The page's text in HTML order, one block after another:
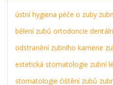
ústní hygiena péče o zuby
bělení zubů ortodoncie
odstranění zubního kamene
estetická stomatologie zubní
stomatologie čištění zubů